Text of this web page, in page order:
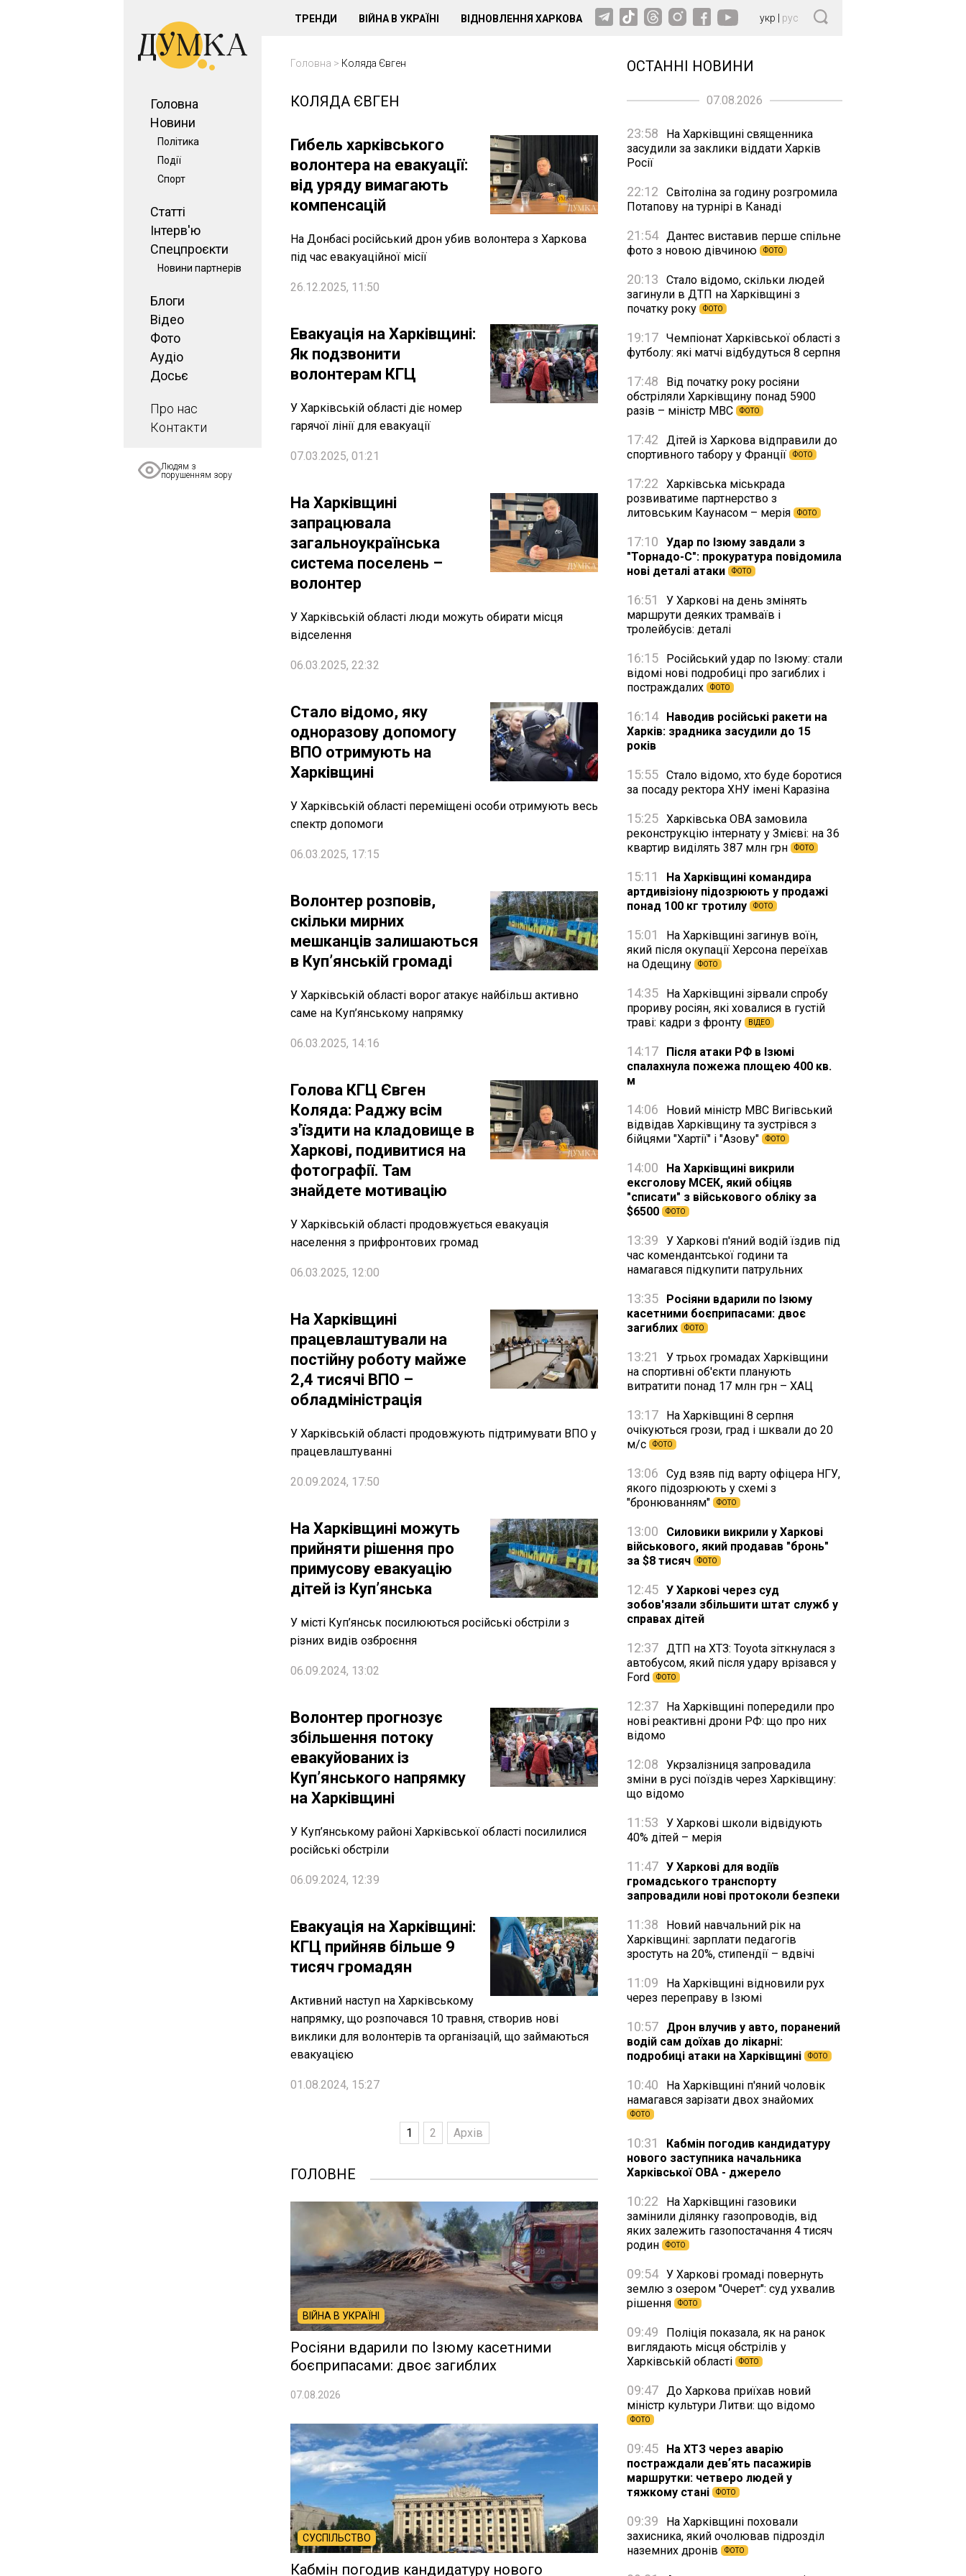
Головна
Новини
Політика
Події
Спорт
Статті
Інтерв'ю
Спецпроєкти
Новини партнерів
Блоги
Відео
Фото
Аудіо
Досьє
Про нас
Контакти
Людям з
порушенням зору
ТРЕНДИ ВІЙНА В УКРАЇНІ ВІДНОВЛЕННЯ ХАРКОВА укр рус
Головна > Коляда Євген
КОЛЯДА ЄВГЕН
Гибель харківського
волонтера на евакуації:
від уряду вимагають
компенсацій
На Донбасі російський дрон убив волонтера з Харкова
під час евакуаційної місії
26.12.2025, 11:50
Евакуація на Харківщині:
Як подзвонити
волонтерам КГЦ
У Харківській області діє номер
гарячої лінії для евакуації
07.03.2025, 01:21
На Харківщині
запрацювала
загальноукраїнська
система поселень –
волонтер
У Харківській області люди можуть обирати місця
відселення
06.03.2025, 22:32
Стало відомо, яку
одноразову допомогу
ВПО отримують на
Харківщині
У Харківській області переміщені особи отримують весь
спектр допомоги
06.03.2025, 17:15
Волонтер розповів,
скільки мирних
мешканців залишаються
в Куп’янській громаді
У Харківській області ворог атакує найбільш активно
саме на Куп’янському напрямку
06.03.2025, 14:16
Голова КГЦ Євген
Коляда: Раджу всім
з'їздити на кладовище в
Харкові, подивитися на
фотографії. Там
знайдете мотивацію
У Харківській області продовжується евакуація
населення з прифронтових громад
06.03.2025, 12:00
На Харківщині
працевлаштували на
постійну роботу майже
2,4 тисячі ВПО –
обладміністрація
У Харківській області продовжують підтримувати ВПО у
працевлаштуванні
20.09.2024, 17:50
На Харківщині можуть
прийняти рішення про
примусову евакуацію
дітей із Куп’янська
У місті Куп’янськ посилюються російські обстріли з
різних видів озброєння
06.09.2024, 13:02
Волонтер прогнозує
збільшення потоку
евакуйованих із
Куп’янського напрямку
на Харківщині
У Куп’янському районі Харківської області посилилися
російські обстріли
06.09.2024, 12:39
Евакуація на Харківщині:
КГЦ прийняв більше 9
тисяч громадян
Активний наступ на Харківському
напрямку, що розпочався 10 травня, створив нові
виклики для волонтерів та організацій, що займаються
евакуацією
01.08.2024, 15:27
1 2 Архів
ГОЛОВНЕ
ВІЙНА В УКРАЇНІ
Росіяни вдарили по Ізюму касетними
боєприпасами: двоє загиблих
07.08.2026
СУСПІЛЬСТВО
Кабмін погодив кандидатуру нового
ОСТАННІ НОВИНИ
07.08.2026
23:58
На Харківщині священника
засудили за заклики віддати Харків
Росії
22:12
Світоліна за годину розгромила
Потапову на турнірі в Канаді
21:54 Дантес виставив перше спільне
фото з новою дівчиною
ФОТО
20:13
Стало відомо, скільки людей
загинули в ДТП на Харківщині з
початку року
ФОТО
19:17 Чемпіонат Харківської області з
футболу: які матчі відбудуться 8 серпня
17:48
Від початку року росіяни
обстріляли Харківщину понад 5900
разів – міністр МВС
ФОТО
17:42
Дітей із Харкова відправили до
спортивного табору у Франції
ФОТО
17:22
Харківська міськрада
розвиватиме партнерство з
литовським Каунасом – мерія
ФОТО
17:10
Удар по Ізюму завдали з
"Торнадо-С": прокуратура повідомила
нові деталі атаки
ФОТО
16:51
У Харкові на день змінять
маршрути деяких трамваїв і
тролейбусів: деталі
16:15
Російський удар по Ізюму: стали
відомі нові подробиці про загиблих і
постраждалих
ФОТО
16:14
Наводив російські ракети на
Харків: зрадника засудили до 15
років
15:55 Стало відомо, хто буде боротися
за посаду ректора ХНУ імені Каразіна
15:25 Харківська ОВА замовила
реконструкцію інтернату у Змієві: на 36
квартир виділять 387 млн грн
ФОТО
15:11
На Харківщині командира
артдивізіону підозрюють у продажі
понад 100 кг тротилу
ФОТО
15:01
На Харківщині загинув воїн,
який після окупації Херсона переїхав
на Одещину
ФОТО
14:35
На Харківщині зірвали спробу
прориву росіян, які ховалися в густій
траві: кадри з фронту
ВІДЕО
14:17
Після атаки РФ в Ізюмі
спалахнула пожежа площею 400 кв.
м
14:06
Новий міністр МВС Вигівський
відвідав Харківщину та зустрівся з
бійцями "Хартії" і "Азову"
ФОТО
14:00
На Харківщині викрили
ексголову МСЕК, який обіцяв
"списати" з військового обліку за
$6500
ФОТО
13:39
У Харкові п'яний водій їздив під
час комендантської години та
намагався підкупити патрульних
13:35
Росіяни вдарили по Ізюму
касетними боєприпасами: двоє
загиблих
ФОТО
13:21
У трьох громадах Харківщини
на спортивні об'єкти планують
витратити понад 17 млн грн – ХАЦ
13:17
На Харківщині 8 серпня
очікуються грози, град і шквали до 20
м/с
ФОТО
13:06
Суд взяв під варту офіцера НГУ,
якого підозрюють у схемі з
"бронюванням"
ФОТО
13:00
Силовики викрили у Харкові
військового, який продавав "бронь"
за $8 тисяч
ФОТО
12:45 У Харкові через суд
зобов'язали збільшити штат служб у
справах дітей
12:37 ДТП на ХТЗ: Toyota зіткнулася з
автобусом, який після удару врізався у
Ford
ФОТО
12:37
На Харківщині попередили про
нові реактивні дрони РФ: що про них
відомо
12:08
Укрзалізниця запровадила
зміни в русі поїздів через Харківщину:
що відомо
11:53
У Харкові школи відвідують
40% дітей – мерія
11:47 У Харкові для водіїв
громадського транспорту
запровадили нові протоколи безпеки
11:38
Новий навчальний рік на
Харківщині: зарплати педагогів
зростуть на 20%, стипендії – вдвічі
11:09
На Харківщині відновили рух
через переправу в Ізюмі
10:57
Дрон влучив у авто, поранений
водій сам доїхав до лікарні:
подробиці атаки на Харківщині
ФОТО
10:40
На Харківщині п'яний чоловік
намагався зарізати двох знайомих
ФОТО
10:31
Кабмін погодив кандидатуру
нового заступника начальника
Харківської ОВА - джерело
10:22
На Харківщині газовики
замінили ділянку газопроводів, від
яких залежить газопостачання 4 тисяч
родин
ФОТО
09:54 У Харкові громаді повернуть
землю з озером "Очерет": суд ухвалив
рішення
ФОТО
09:49
Поліція показала, як на ранок
виглядають місця обстрілів у
Харківській області
ФОТО
09:47 До Харкова приїхав новий
міністр культури Литви: що відомо
ФОТО
09:45
На ХТЗ через аварію
постраждали девʼять пасажирів
маршрутки: четверо людей у
тяжкому стані
ФОТО
09:39
На Харківщині поховали
захисника, який очолював підрозділ
наземних дронів
ФОТО